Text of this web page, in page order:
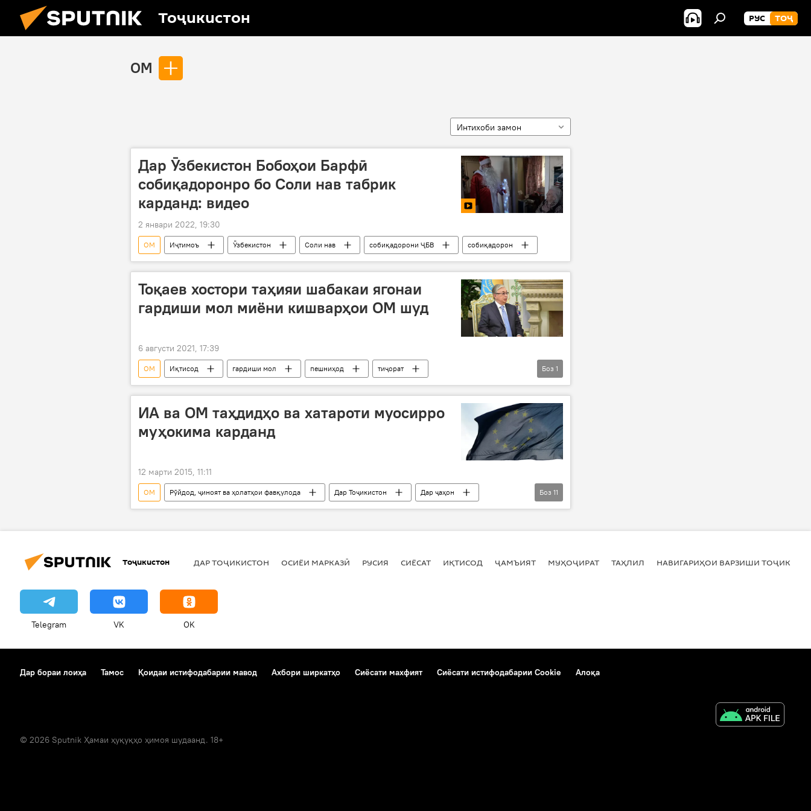
Тоҷикистон РУС ТОҶ
ОМ
Интихоби замон
Дар Ӯзбекистон Бобоҳои Барфӣ
собиқадоронро бо Соли нав табрик
карданд: видео
2 январи 2022, 19:30
ОМ Иҷтимоъ Ӯзбекистон Соли нав собиқадорони ҶБВ собиқадорон
Тоқаев хостори таҳияи шабакаи ягонаи
гардиши мол миёни кишварҳои ОМ шуд
6 августи 2021, 17:39
ОМ Иқтисод гардиши мол пешниҳод
тиҷорат
Қосим -Жомарт Тоқаев
Боз 1
ИА ва ОМ таҳдидҳо ва хатароти муосирро
муҳокима карданд
12 марти 2015, 11:11
ОМ Рӯйдод, ҷиноят ва ҳолатҳои фавқулода Дар Тоҷикистон
Дар ҷаҳон
Сиёсат
Амният ва мудофиа ИА ОМ Қазоқистон
Ҳелга Шмид
Боз 11
Тоҷикистон ДАР ТОҶИКИСТОН ОСИЁИ МАРКАЗӢ РУСИЯ СИЁСАТ ИҚТИСОД ҶАМЪИЯТ МУҲОҶИРАТ ТАҲЛИЛ НАВИГАРИҲОИ ВАРЗИШИ
Telegram VK OK
Дар бораи лоиҳа Тамос Қоидаи истифодабарии мавод Ахбори ширкатҳо Сиёсати махфият Сиёсати истифодабарии Cookie Алоқа
© 2026 Sputnik Ҳамаи ҳуқуқҳо ҳимоя шудаанд. 18+